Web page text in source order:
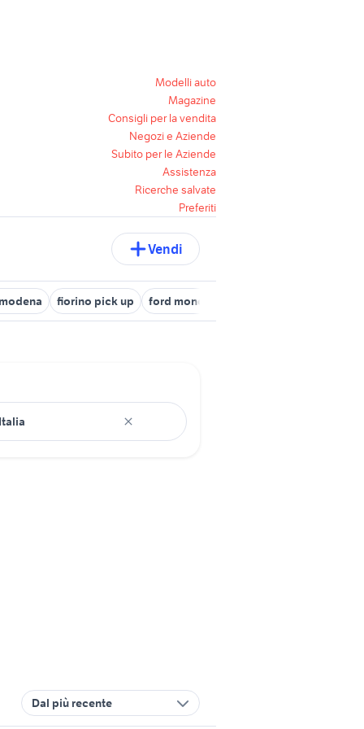
Modelli auto
Magazine
Consigli per la vendita
Negozi e Aziende
Subito per le Aziende
Assistenza
Ricerche salvate
Preferiti
Vendi
fiorino pick up ford mondeo
Dal più recente